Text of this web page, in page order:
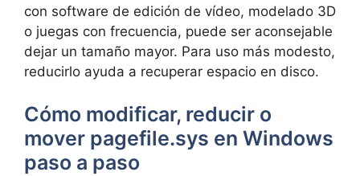
con software de edición de vídeo, modelado 3D
o juegas con frecuencia, puede ser aconsejable
dejar un tamaño mayor. Para uso más modesto,
reducirlo ayuda a recuperar espacio en disco.
Cómo modificar, reducir o
mover pagefile.sys en Windows
paso a paso